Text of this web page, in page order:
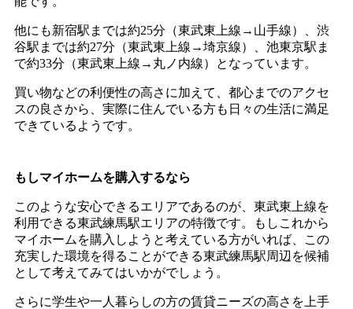
他にも新宿駅までは約25分（東武東上線→山手線）、渋
谷駅までは約27分（東武東上線→埼京線）、池東京駅ま
で約33分（東武東上線→丸ノ内線）となっています。
買い物などの利便性の高さに加えて、都心までのアクセ
スの良さから、実際に住んでいる方も日々の生活に満足
できているようです。
もしマイホームを購入するなら
このような安心できるエリアであるのが、東武東上線を
利用できる東武練馬駅エリアの特徴です。もしこれから
マイホームを購入しようと考えている方がいれば、この
充実した環境を得ることができる東武練馬駅周辺を候補
として考えてみてはいかがでしょう。
さらに学生や一人暮らしの方の賃貸ニーズの高さを上手